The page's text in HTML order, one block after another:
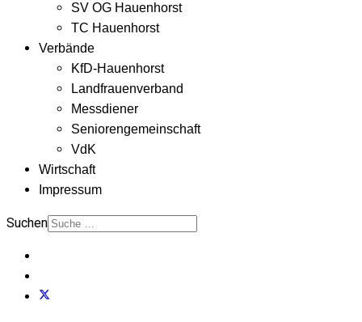
SV OG Hauenhorst
TC Hauenhorst
Verbände
KfD-Hauenhorst
Landfrauenverband
Messdiener
Seniorengemeinschaft
VdK
Wirtschaft
Impressum
Suchen